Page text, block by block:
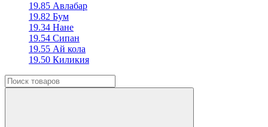
19.85 Авлабар
19.82 Бум
19.34 Нане
19.54 Сипан
19.55 Ай кола
19.50 Киликия